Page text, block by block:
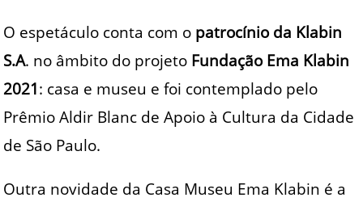
O espetáculo conta com o patrocínio da Klabin
S.A. no âmbito do projeto Fundação Ema Klabin
2021: casa e museu e foi contemplado pelo
Prêmio Aldir Blanc de Apoio à Cultura da Cidade
de São Paulo.
Outra novidade da Casa Museu Ema Klabin é a